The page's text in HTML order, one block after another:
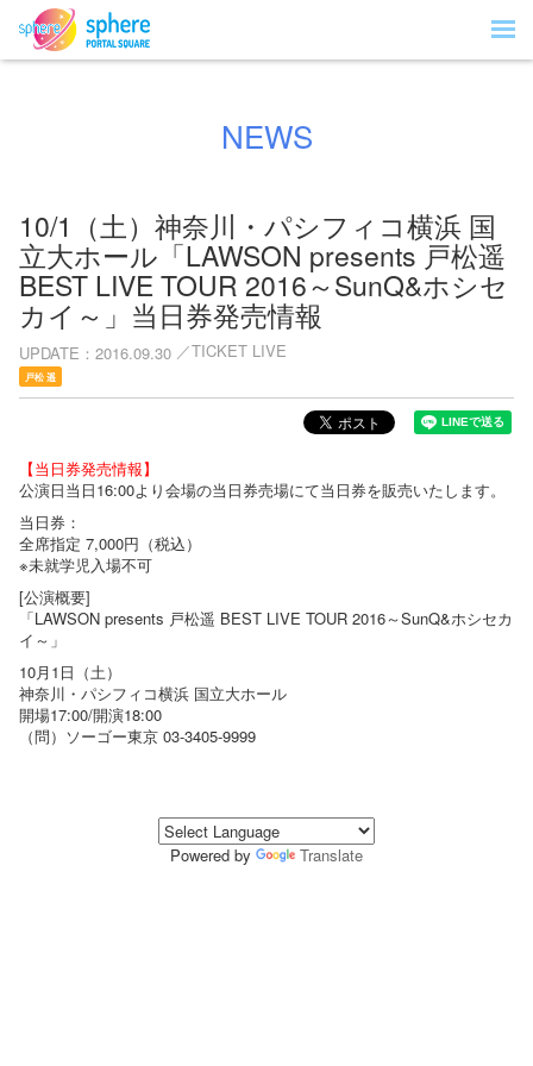
NEWS
10/1（土）神奈川・パシフィコ横浜 国
立大ホール「LAWSON presents 戸松遥
BEST LIVE TOUR 2016～SunQ&ホシセ
カイ～」当日券発売情報
UPDATE 2016.09.30 TICKET LIVE
戸松 遥
【当日券発売情報】
公演日当日16:00より会場の当日券売場にて当日券を販売いたします。
当日券：
全席指定 7,000円（税込）
※未就学児入場不可
[公演概要]
「LAWSON presents 戸松遥 BEST LIVE TOUR 2016～SunQ&ホシセカ
イ～」
10月1日（土）
神奈川・パシフィコ横浜 国立大ホール
開場17:00/開演18:00
（問）ソーゴー東京 03-3405-9999
Powered by Translate